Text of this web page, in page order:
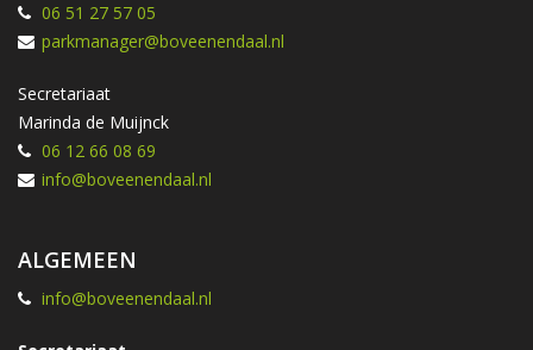
06 51 27 57 05
parkmanager@boveenendaal.nl
Secretariaat
Marinda de Muijnck
06 12 66 08 69
info@boveenendaal.nl
ALGEMEEN
info@boveenendaal.nl